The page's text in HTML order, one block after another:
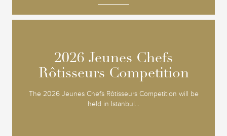
2026 Jeunes Chefs
Rôtisseurs Competition
The 2026 Jeunes Chefs Rôtisseurs Competition will be
held in Istanbul...
2026 Jeunes Chefs
Rôtisseurs Competition